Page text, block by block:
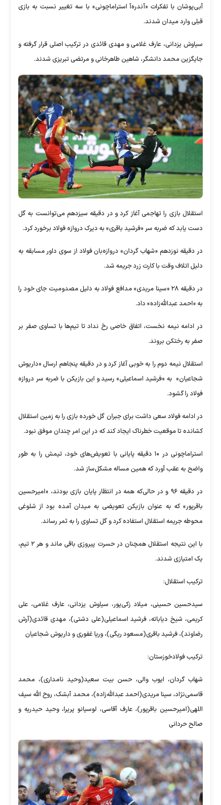
آبی‌پوشان با تفکرات «آندره‌آ استراماچونی» با سه تغییر نسبت به بازی
قبلی وارد میدان شدند.
سیاوش یزدانی، عارف غلامی و مهدی قائدی در ترکیب اصلی قرار گرفته و
جایگزین محمد دانشگر، شاهین طاهرخانی و مرتضی تبریزی شدند.
استقلال بازی را تهاجمی آغاز کرد و در دقیقه سیزدهم می‌توانست به گل
دست یابد که ضربه سر «فرشید باقری» به دیرک دروازه فولاد برخورد کرد.
در دقیقه نوزدهم «شهاب گردان» دروازه‌بان فولاد از سوی داور مسابقه به
دلیل اتلاف وقت با کارت زرد جریمه شد.
در دقیقه ۲۸ «سینا مریدی» مدافع فولاد به دلیل مصدومیت جای خود را
به «احمد عبدالله‌زاده» داد.
در ادامه نیمه نخست، اتفاق خاصی رخ نداد تا تیم‌ها با تساوی صفر بر
صفر به رختکن بروند.
استقلال نیمه دوم را به خوبی آغاز کرد و در دقیقه پنجاهم ارسال «داریوش
شجاعیان» ‌ به «فرشید اسماعیلی» رسید و این بازیکن با ضربه سر دروازه
فولاد را گشود.
در ادامه فولاد سعی داشت برای جبران گل خورده بازی را به زمین استقلال
کشانده تا موقعیت خطرناک ایجاد کند که در این امر چندان موفق نبود.
استراماچونی در ۱۰ دقیقه پایانی با تعویض‌های خود، تیمش را به طور
واضح به عقب آورد که همین مساله مشکل‌ساز شد.
در دقیقه ۹۶ و در حالی‌که همه در انتظار پایان بازی بودند، «امیرحسین
باقرپور» که به عنوان بازیکن تعویضی به میدان آمده بود از شلوغی
محوطه جریمه استقلال استفاده کرد و گل تساوی را به ثمر رساند.
با این نتیجه استقلال همچنان در حسرت پیروزی باقی ماند و هر ۲ تیم،
یک امتیازی شدند.
ترکیب استقلال:
سیدحسین حسینی، میلاد زکی‌پور، سیاوش یزدانی، عارف غلامی، علی
کریمی، شیخ دیاباته، فرشید اسماعیلی(علی دشتی)، مهدی قائدی(آرش
رضاوند)، فرشید باقری(مسعود ریگی)، وریا غفوری و داریوش شجاعیان
ترکیب فولادخوزستان:
شهاب گردان، ایوب والی، حسن بیت سعید(وحید نامداری)، محمد
قاسمی‌نژاد، سینا مریدی(احمد عبدالله‌زاده)، محمد آبشک، روح الله سیف
اللهی(امیرحسین باقرپور)، عارف آقاسی، لوسیانو پریرا، وحید حیدریه و
صالح حردانی